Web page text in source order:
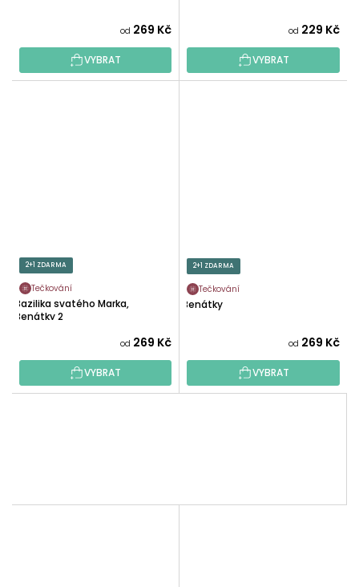
od 269 Kč
VYBRAT
od 229 Kč
VYBRAT
2+1 ZDARMA
Tečkování
Bazilika svatého Marka,
Benátky 2
od 269 Kč
VYBRAT
2+1 ZDARMA
Tečkování
Benátky
od 269 Kč
VYBRAT